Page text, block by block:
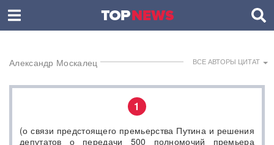
Александр Москалец ВСЕ АВТОРЫ ЦИТАТ
1
(о связи предстоящего премьерства Путина и решения
депутатов о передачи 500 полномочий премьера